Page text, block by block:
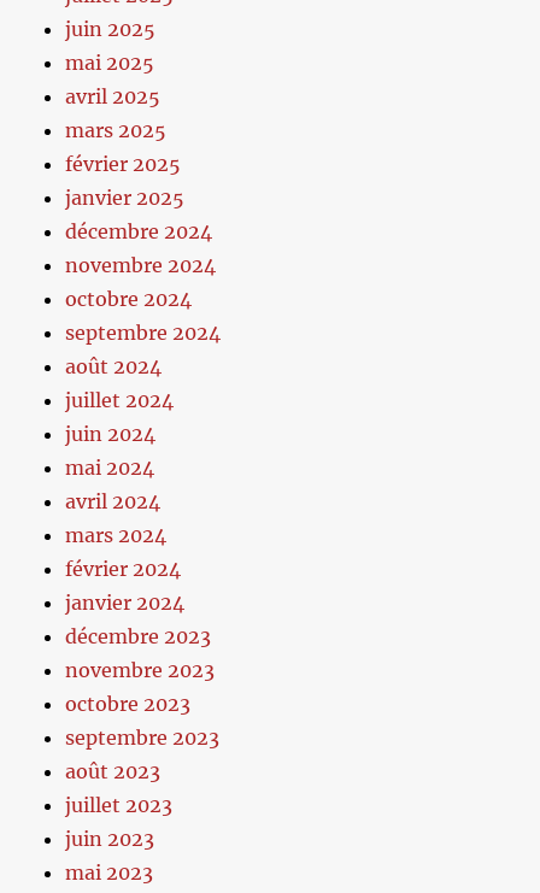
juin 2025
mai 2025
avril 2025
mars 2025
février 2025
janvier 2025
décembre 2024
novembre 2024
octobre 2024
septembre 2024
août 2024
juillet 2024
juin 2024
mai 2024
avril 2024
mars 2024
février 2024
janvier 2024
décembre 2023
novembre 2023
octobre 2023
septembre 2023
août 2023
juillet 2023
juin 2023
mai 2023